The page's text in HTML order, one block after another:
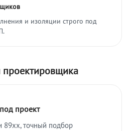
и изоляции строго под
проект
89xx, точный подбор